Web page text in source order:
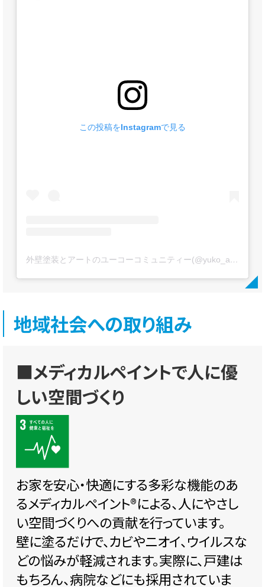
この投稿をInstagramで見る
外壁塗装とアートのユーコーコミュニティー(@yuko_artpaint)がシェアした投稿
地域社会への取り組み
■メディカルペイントで人に優
しい空間づくり
お家を安心・快適にする多彩な機能のあ
るメディカルペイント®️による、人にやさし
い空間づくりへの貢献を行っています。
壁に塗るだけで、カビやニオイ、ウイルスな
どの悩みが軽減されます。実際に、戸建は
もちろん、病院などにも採用されていま